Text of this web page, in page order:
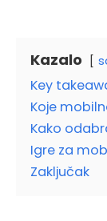
Kazalo
Key
Koje
Kako
Igre za
Zaključak